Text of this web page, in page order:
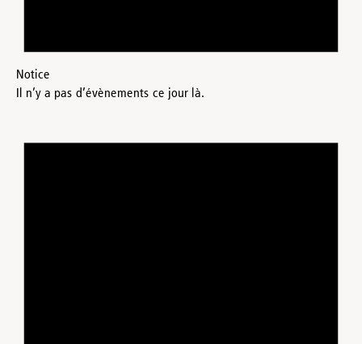
Notice
Il n’y a pas d’évènements ce jour là.